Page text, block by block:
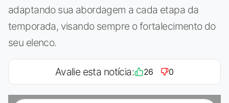
adaptando sua abordagem a cada etapa da
temporada, visando sempre o fortalecimento do
seu elenco.
Avalie esta notícia: 26 0